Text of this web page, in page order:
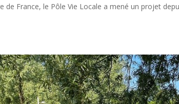
de France, le Pôle Vie Locale a mené un projet